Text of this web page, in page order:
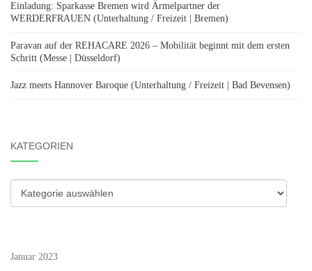
Einladung: Sparkasse Bremen wird Ärmelpartner der
WERDERFRAUEN (Unterhaltung / Freizeit | Bremen)
Paravan auf der REHACARE 2026 – Mobilität beginnt mit dem ersten
Schritt (Messe | Düsseldorf)
Jazz meets Hannover Baroque (Unterhaltung / Freizeit | Bad Bevensen)
KATEGORIEN
Kategorien
Januar 2023